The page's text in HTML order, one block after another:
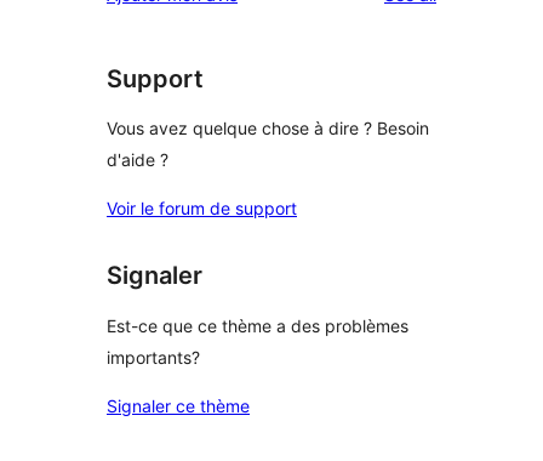
Support
Vous avez quelque chose à dire ? Besoin
d'aide ?
Voir le forum de support
Signaler
Est-ce que ce thème a des problèmes
importants?
Signaler ce thème